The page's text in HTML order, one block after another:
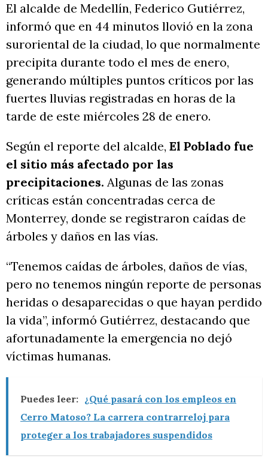
El alcalde de Medellín, Federico Gutiérrez,
informó que en 44 minutos llovió en la zona
suroriental de la ciudad, lo que normalmente
precipita durante todo el mes de enero,
generando múltiples puntos críticos por las
fuertes lluvias registradas en horas de la
tarde de este miércoles 28 de enero.
Según el reporte del alcalde, El Poblado fue
el sitio más afectado por las
precipitaciones. Algunas de las zonas
críticas están concentradas cerca de
Monterrey, donde se registraron caídas de
árboles y daños en las vías.
“Tenemos caídas de árboles, daños de vías,
pero no tenemos ningún reporte de personas
heridas o desaparecidas o que hayan perdido
la vida”, informó Gutiérrez, destacando que
afortunadamente la emergencia no dejó
víctimas humanas.
Puedes leer: ¿Qué pasará con los empleos en
Cerro Matoso? La carrera contrarreloj para
proteger a los trabajadores suspendidos